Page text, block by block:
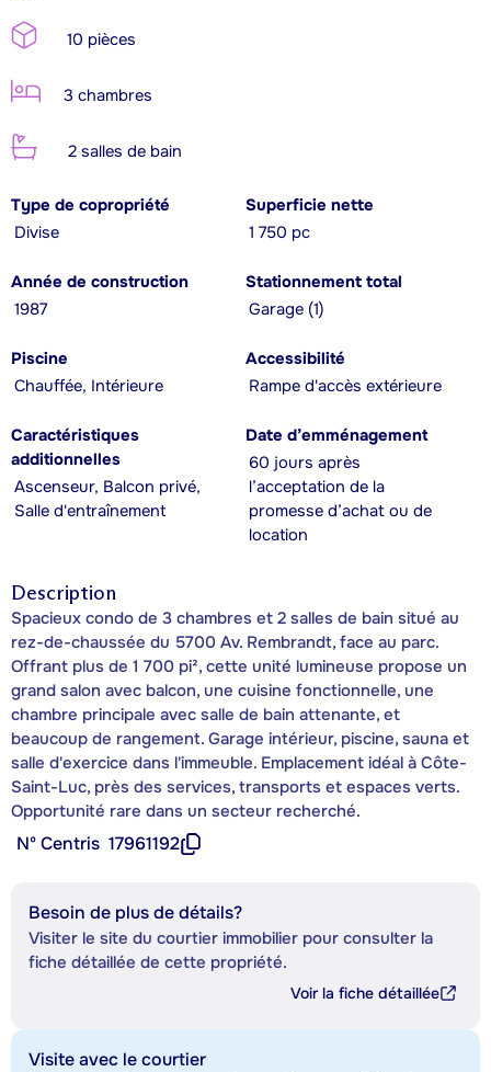
10 pièces
3 chambres
2 salles de bain
Type de copropriété
Divise
Superficie nette
1 750 pc
Année de construction
1987
Stationnement total
Garage (1)
Piscine
Chauffée, Intérieure
Accessibilité
Rampe d'accès extérieure
Caractéristiques
additionnelles
Ascenseur, Balcon privé,
Salle d'entraînement
Date d’emménagement
60 jours après
l’acceptation de la
promesse d’achat ou de
location
Description
Spacieux condo de 3 chambres et 2 salles de bain situé au
rez-de-chaussée du 5700 Av. Rembrandt, face au parc.
Offrant plus de 1 700 pi², cette unité lumineuse propose un
grand salon avec balcon, une cuisine fonctionnelle, une
chambre principale avec salle de bain attenante, et
beaucoup de rangement. Garage intérieur, piscine, sauna et
salle d'exercice dans l'immeuble. Emplacement idéal à Côte-
Saint-Luc, près des services, transports et espaces verts.
Opportunité rare dans un secteur recherché.
Nº Centris 17961192
Besoin de plus de détails?
Visiter le site du courtier immobilier pour consulter la
fiche détaillée de cette propriété.
Voir la fiche détaillée
Visite avec le courtier